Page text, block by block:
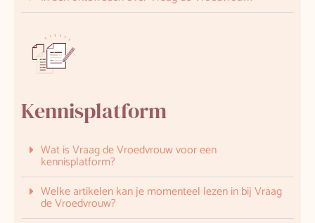
Kennisplatform
Wat is Vraag de Vroedvrouw voor een
kennisplatform?
Welke artikelen kan je momenteel lezen in bij Vraag
de Vroedvrouw?